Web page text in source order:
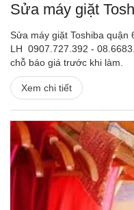
Sửa máy giặt
Sửa máy giặt Toshiba
LH 0907.727.392 -
chỗ báo giá trước khi làm.
Xem chi tiết